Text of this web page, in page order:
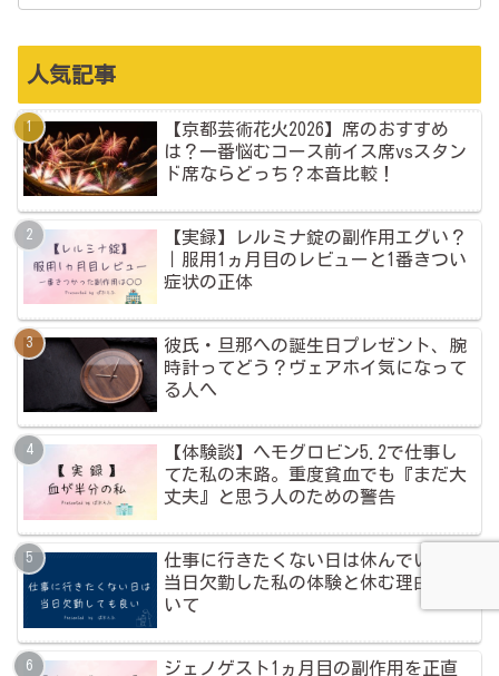
人気記事
【京都芸術花火2026】席のおすすめ
は？一番悩むコース前イス席vsスタン
ド席ならどっち？本音比較！
【実録】レルミナ錠の副作用エグい？
｜服用1ヵ月目のレビューと1番きつい
症状の正体
彼氏・旦那への誕生日プレゼント、腕
時計ってどう？ヴェアホイ気になって
る人へ
【体験談】ヘモグロビン5.2で仕事し
てた私の末路。重度貧血でも『まだ大
丈夫』と思う人のための警告
仕事に行きたくない日は休んでいい｜
当日欠勤した私の体験と休む理由につ
いて
ジェノゲスト1ヵ月目の副作用を正直